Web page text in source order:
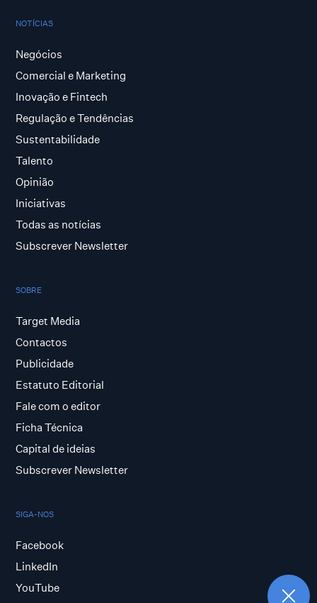
NOTÍCIAS
Negócios
Comercial e Marketing
Inovação e Fintech
Regulação e Tendências
Sustentabilidade
Talento
Opinião
Iniciativas
Todas as notícias
Subscrever Newsletter
SOBRE
Target Media
Contactos
Publicidade
Estatuto Editorial
Fale com o editor
Ficha Técnica
Capital de ideias
Subscrever Newsletter
SIGA-NOS
Facebook
LinkedIn
YouTube